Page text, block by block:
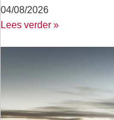
04/08/2026
Lees verder »